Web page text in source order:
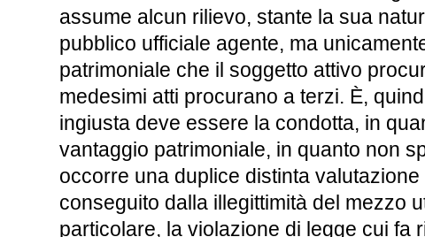
assume alcun rilievo, stante la sua
pubblico ufficiale agente, ma
patrimoniale che il soggetto attivo
medesimi atti procurano a terzi. È,
ingiusta deve essere la condotta, in
vantaggio patrimoniale, in quanto non
occorre una duplice distinta
conseguito dalla illegittimità del mezzo
particolare, la violazione di legge cui fa